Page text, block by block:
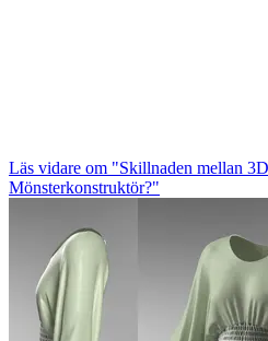
Läs vidare om "Skillnaden mellan
Mönsterkonstruktör?"